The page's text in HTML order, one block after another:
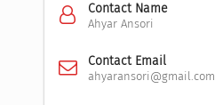
Contact Name
Ahyar Ansori
Contact Email
ahyaransori@gmail.com